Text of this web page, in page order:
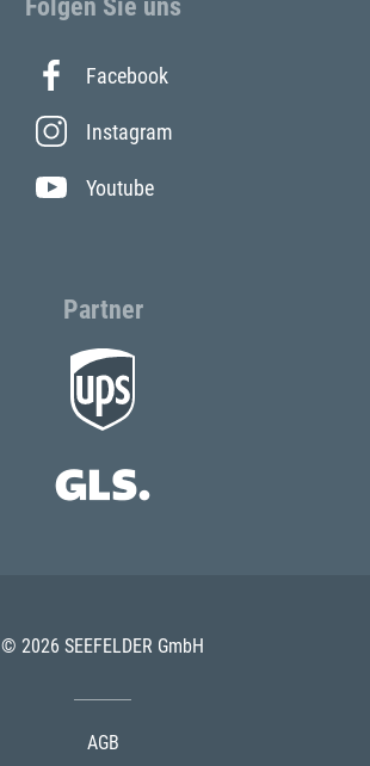
Folgen Sie uns
Facebook
Instagram
Youtube
Partner
© 2026 SEEFELDER GmbH
AGB